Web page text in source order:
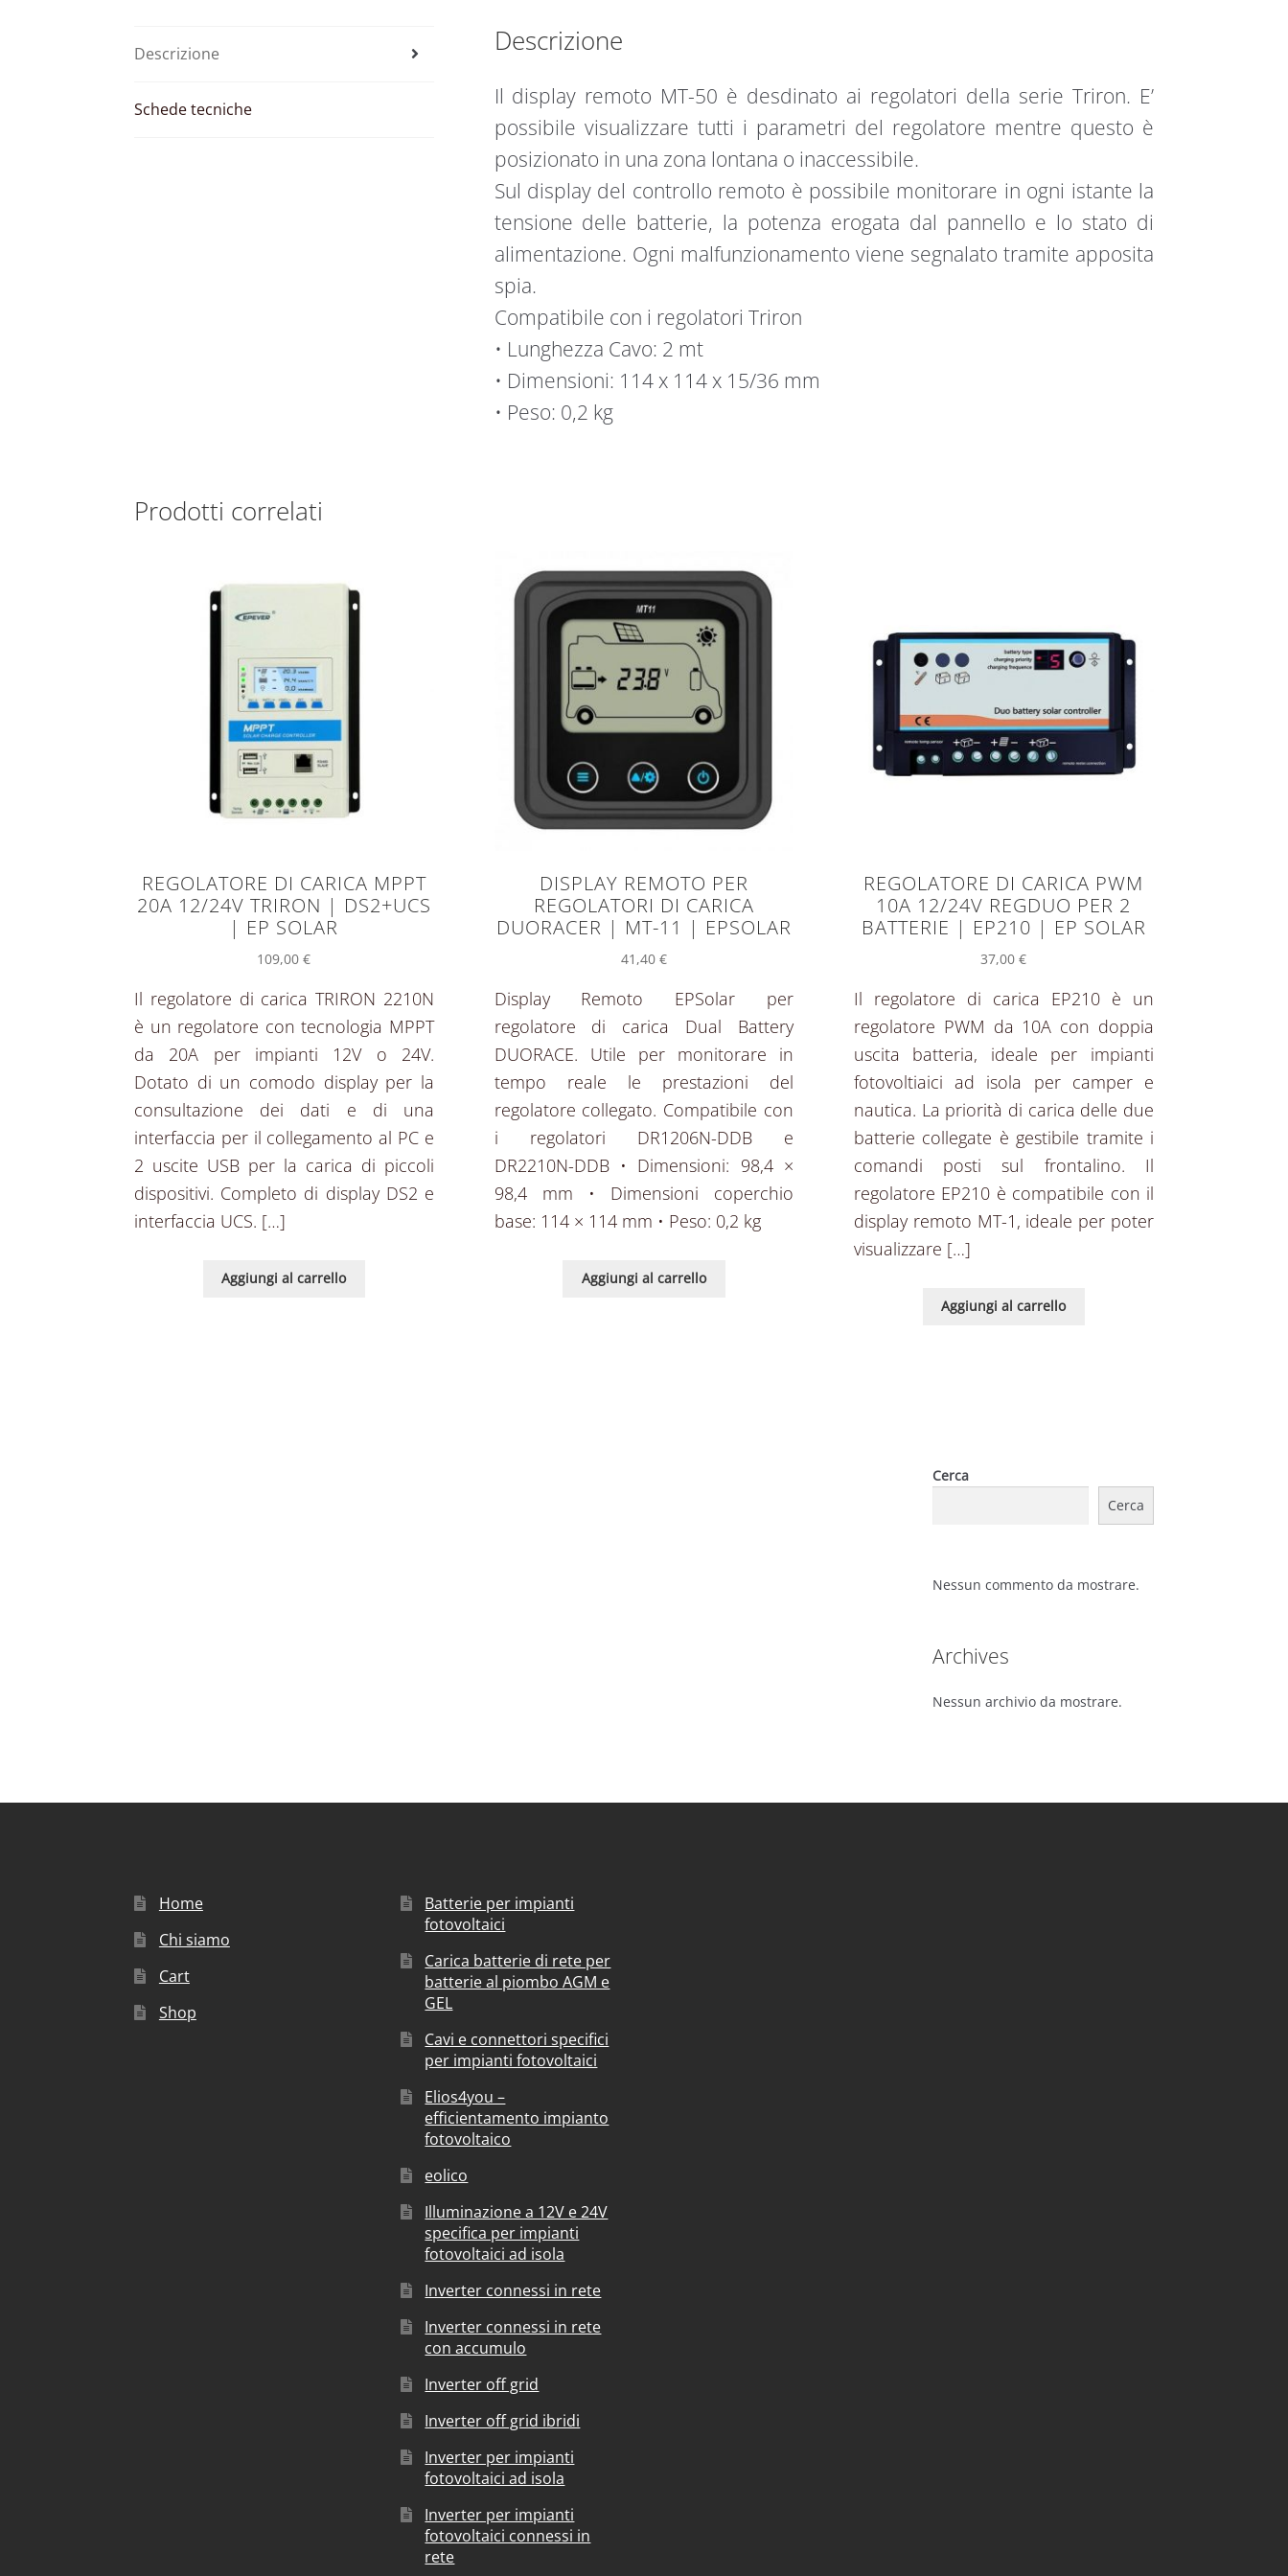
Descrizione
Schede tecniche
Descrizione
Il display remoto MT-50 è desdinato ai regolatori della serie Triron. E’
possibile visualizzare tutti i parametri del regolatore mentre questo è
posizionato in una zona lontana o inaccessibile.
Sul display del controllo remoto è possibile monitorare in ogni istante la
tensione delle batterie, la potenza erogata dal pannello e lo stato di
alimentazione. Ogni malfunzionamento viene segnalato tramite apposita
spia.
Compatibile con i regolatori Triron
• Lunghezza Cavo: 2 mt
• Dimensioni: 114 x 114 x 15/36 mm
• Peso: 0,2 kg
Prodotti correlati
REGOLATORE DI CARICA MPPT
20A 12/24V TRIRON | DS2+UCS
| EP SOLAR
109,00€
Il regolatore di carica TRIRON 2210N
è un regolatore con tecnologia MPPT
da 20A per impianti 12V o 24V.
Dotato di un comodo display per la
consultazione dei dati e di una
interfaccia per il collegamento al PC e
2 uscite USB per la carica di piccoli
dispositivi. Completo di display DS2 e
interfaccia UCS. […]
Aggiungi al carrello
DISPLAY REMOTO PER
REGOLATORI DI CARICA
DUORACER | MT-11 | EPSOLAR
41,40 €
Display Remoto EPSolar per
regolatore di carica Dual Battery
DUORACE. Utile per monitorare in
tempo reale le prestazioni del
regolatore collegato. Compatibile con
i regolatori DR1206N-DDB e
DR2210N-DDB • Dimensioni: 98,4 ×
98,4 mm • Dimensioni coperchio
base: 114 × 114 mm • Peso: 0,2 kg
Aggiungi al carrello
REGOLATORE DI CARICA PWM
10A 12/24V REGDUO PER 2
BATTERIE | EP210 | EP SOLAR
37,00€
Il regolatore di carica EP210 è un
regolatore PWM da 10A con doppia
uscita batteria, ideale per impianti
fotovoltiaici ad isola per camper e
nautica. La priorità di carica delle due
batterie collegate è gestibile tramite i
comandi posti sul frontalino. Il
regolatore EP210 è compatibile con il
display remoto MT-1, ideale per poter
visualizzare […]
Aggiungi al carrello
Cerca
Cerca
Nessun commento da mostrare.
Archives
Nessun archivio da mostrare.
Home
Chi siamo
Cart
Shop
Batterie per impianti
fotovoltaici
Carica batterie di rete per
batterie al piombo AGM e
GEL
Cavi e connettori specifici
per impianti fotovoltaici
Elios4you –
efficientamento impianto
fotovoltaico
eolico
Illuminazione a 12V e 24V
specifica per impianti
fotovoltaici ad isola
Inverter connessi in rete
Inverter connessi in rete
con accumulo
Inverter off grid
Inverter off grid ibridi
Inverter per impianti
fotovoltaici ad isola
Inverter per impianti
fotovoltaici connessi in
rete